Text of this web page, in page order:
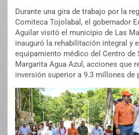
Durante una gira de trabajo por la
Comiteca Tojolabal, el gobernador
Aguilar visitó el municipio de Las
inauguró la rehabilitación integral y
equipamiento médico del Centro de
Margarita Agua Azul, acciones que
inversión superior a 9.3 millones de